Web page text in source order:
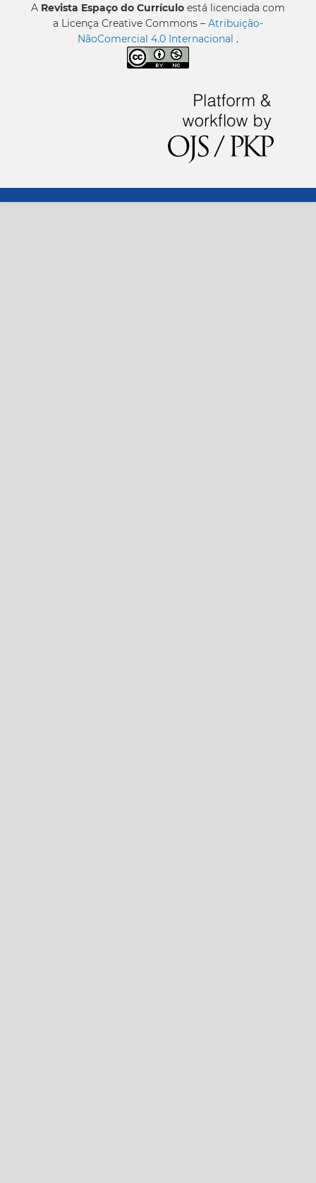
A Revista Espaço do Currículo está licenciada com
a Licença Creative Commons – Atribuição-
NãoComercial 4.0 Internacional .